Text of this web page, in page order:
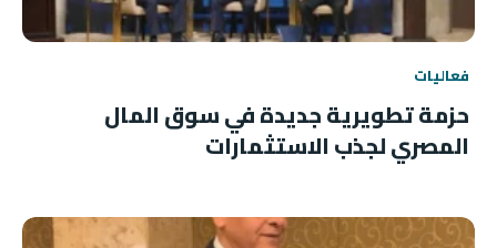
فعاليات
حزمة تطويرية جديدة في سوق المال
المصري لجذب الاستثمارات